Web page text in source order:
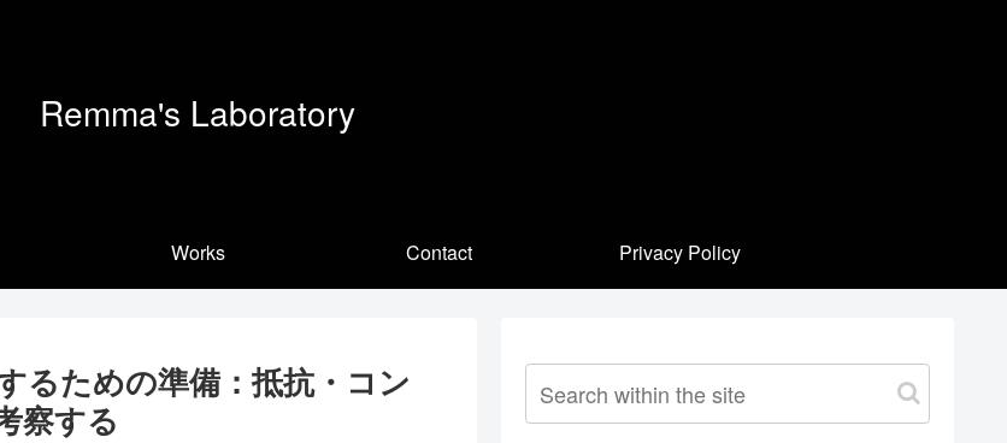
Remma's Laboratory
Works Contact Privacy Policy
るための準備：抵抗・コン
察する